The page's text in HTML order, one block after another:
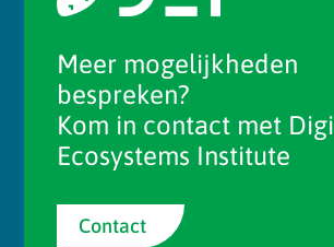
Meer mogelijkheden
bespreken?
Kom in contact met
Ecosystems Institute
Contact